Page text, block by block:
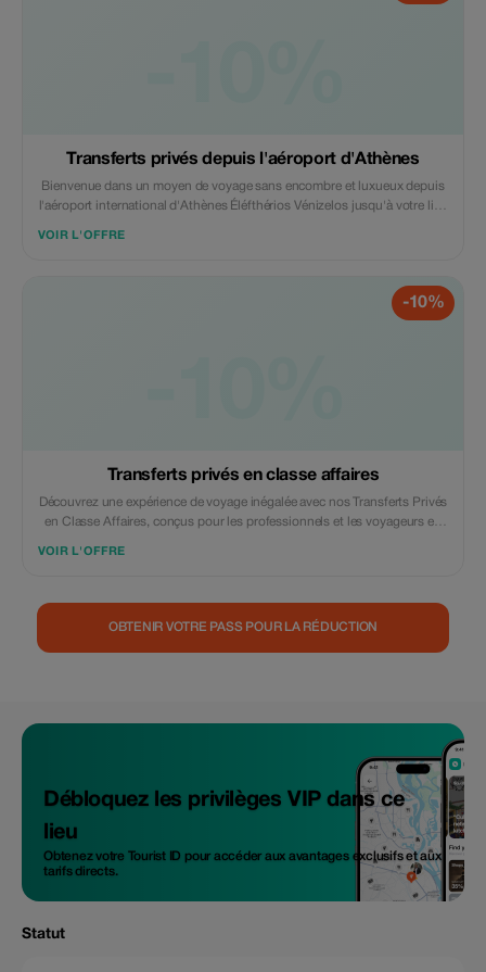
aéroportuaire, vous pourrez dire adieu à la Grèce en explorant ses
Transferts privés depuis l'aéroport d'Athènes
Bienvenue dans un moyen de voyage sans encombre et luxueux depuis
l'aéroport international d'Athènes Éléfthérios Vénizelos jusqu'à votre lieu
sécurité et commodité. Conçu pour répondre aux besoins des voyageurs
d'agrément comme ceux d'affaires, notre service offre des solutions sur
mesure afin que vous puissiez commencer votre voyage sereinement.
VOIR L'OFFRE
-10%
Transferts privés en classe affaires
Découvrez une expérience de voyage inégalée avec nos Transferts Privés
en Classe Affaires, conçus pour les professionnels et les voyageurs en
et du professionnalisme conçu pour les voyageurs exigeants qui
VOIR L'OFFRE
OBTENIR VOTRE PASS POUR LA RÉDUCTION
Débloquez les privilèges VIP dans ce
lieu
Obtenez votre Tourist ID pour accéder aux avantages exclusifs et aux
tarifs directs.
Statut